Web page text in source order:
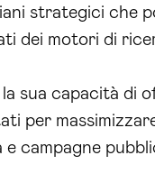
strategici che
dei motori di
sua capacità di
per
e campagne